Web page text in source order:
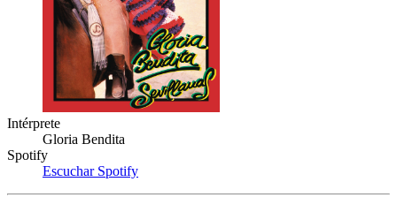
Intérprete
Gloria Bendita
Spotify
Escuchar Spotify